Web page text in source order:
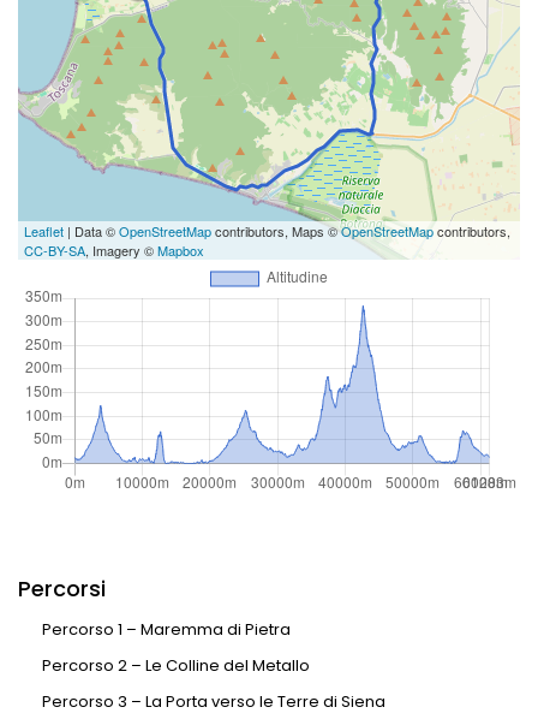
Leaflet | Data ©OpenStreetMapcontributors, Maps ©OpenStreetMapcontributors,
CC-BY-SA, Imagery ©Mapbox
Percorsi
Percorso 1 – Maremma di Pietra
Percorso 2 – Le Colline del Metallo
Percorso 3 – La Porta verso le Terre di Siena